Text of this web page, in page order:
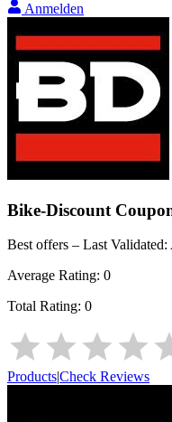
Anmelden
Bike-Discount
Best offers – Last Validated:
Average Rating: 0
Total Rating: 0
Products|Check Reviews